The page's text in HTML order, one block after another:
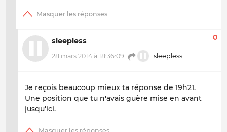
sleepless
28 mars 2014 à 18:36:09 sleepless
0
Je reçois beaucoup mieux ta réponse de 19h21.
Une position que tu n'avais guère mise en avant
jusqu'ici.